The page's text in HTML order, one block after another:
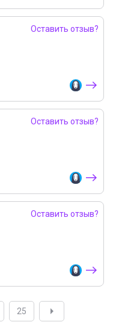
Оставить отзыв?
Оставить отзыв?
Оставить отзыв?
25